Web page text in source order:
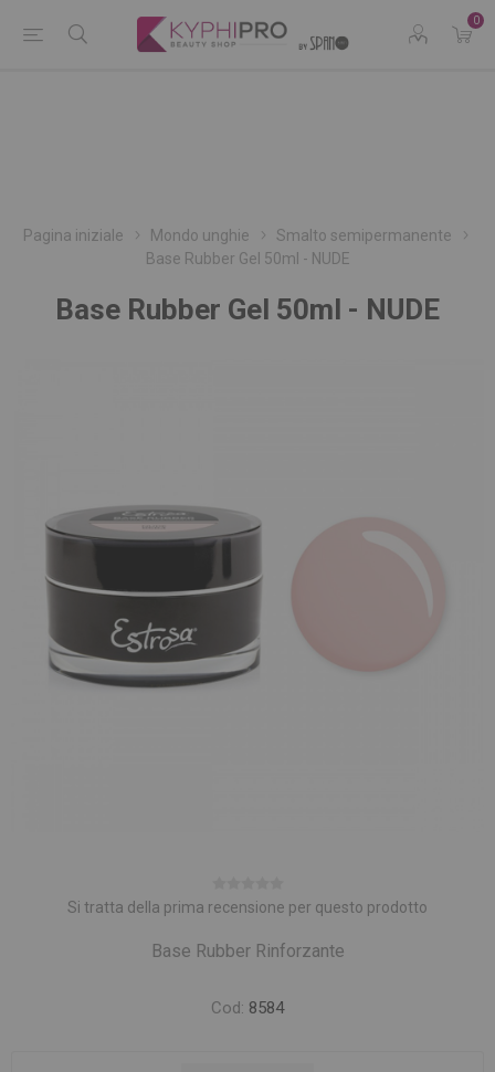
0
Pagina iniziale Mondo unghie
Smalto semipermanente
Base Rubber Gel 50ml - NUDE
Base Rubber Gel 50ml - NUDE
Si tratta della prima recensione per questo prodotto
Base Rubber Rinforzante
Cod: 8584